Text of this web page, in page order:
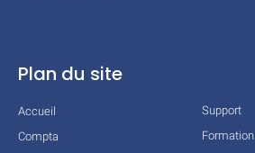
Plan du site
Accueil
Compta
Support
Formation